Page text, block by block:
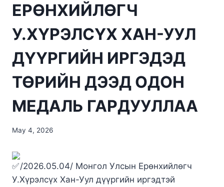
ЕРӨНХИЙЛӨГЧ
У.ХҮРЭЛСҮХ ХАН-УУЛ
ДҮҮРГИЙН ИРГЭДЭД
ТӨРИЙН ДЭЭД ОДОН
МЕДАЛЬ ГАРДУУЛЛАА
May 4, 2026
/2026.05.04/ Монгол Улсын Ерөнхийлөгч
У.Хүрэлсүх Хан-Уул дүүргийн иргэдтэй